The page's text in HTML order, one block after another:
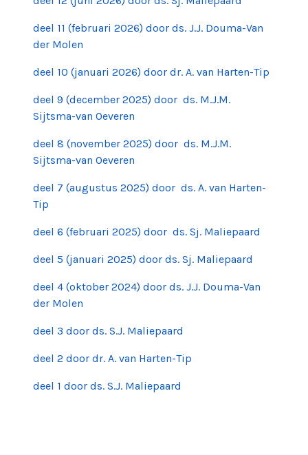
deel 11 (februari 2026) door ds. J.J. Douma-Van
der Molen
deel 10 (januari 2026) door dr. A. van Harten-Tip
deel 9 (december 2025) door ds. M.J.M.
Sijtsma-van Oeveren
deel 8 (november 2025) door ds. M.J.M.
Sijtsma-van Oeveren
deel 7 (augustus 2025) door ds. A. van Harten-
Tip
deel 6 (februari 2025) door ds. Sj. Maliepaard
deel 5 (januari 2025) door ds. Sj. Maliepaard
deel 4 (oktober 2024) door ds. J.J. Douma-Van
der Molen
deel 3 door ds. S.J. Maliepaard
deel 2 door dr. A. van Harten-Tip
deel 1 door ds. S.J. Maliepaard